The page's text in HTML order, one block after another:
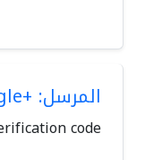
المرسل: +Google
code.